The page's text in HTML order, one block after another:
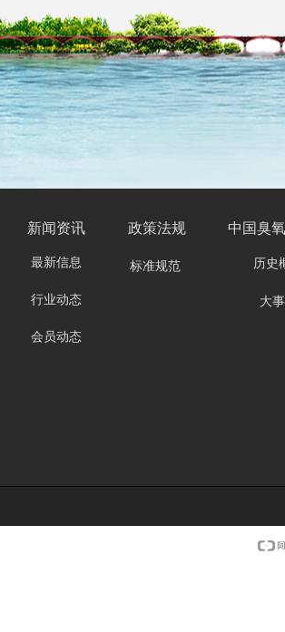
中国臭
新闻资讯
标准规范
政策法规
最新信息
行业动态
会员动态
历史
大